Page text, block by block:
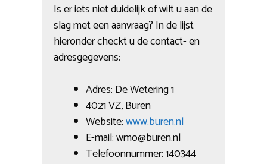
Is er iets niet duidelijk of wilt u aan de
slag met een aanvraag? In de lijst
hieronder checkt u de contact- en
adresgegevens:
Adres: De Wetering 1
4021 VZ, Buren
Website:www.buren.nl
E-mail: wmo@buren.nl
Telefoonnummer: 140344